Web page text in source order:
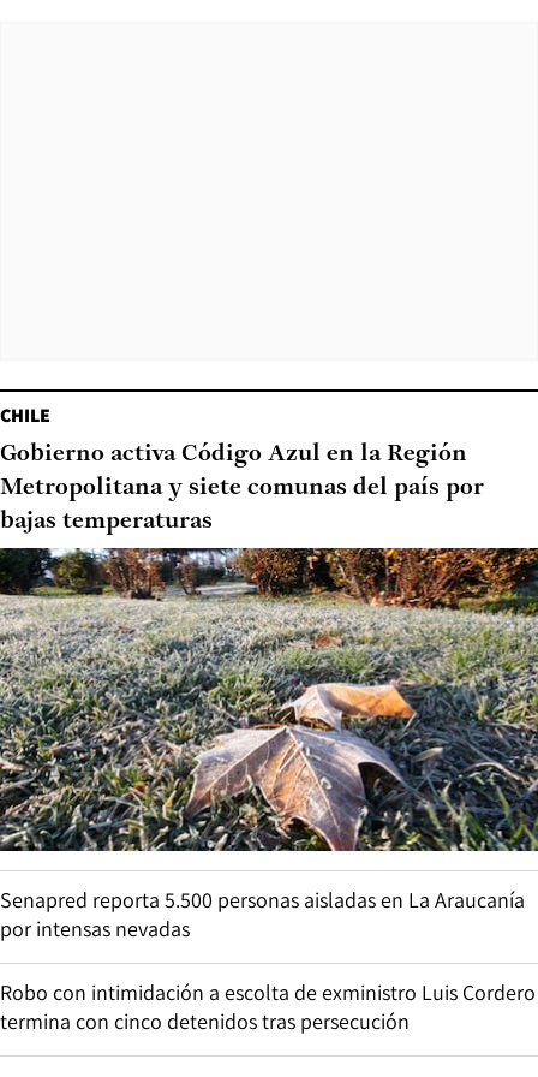
CHILE
Gobierno activa Código Azul en la Región
Metropolitana y siete comunas del país por
bajas temperaturas
Senapred reporta 5.500 personas aisladas en La Araucanía
por intensas nevadas
Robo con intimidación a escolta de exministro Luis Cordero
termina con cinco detenidos tras persecución